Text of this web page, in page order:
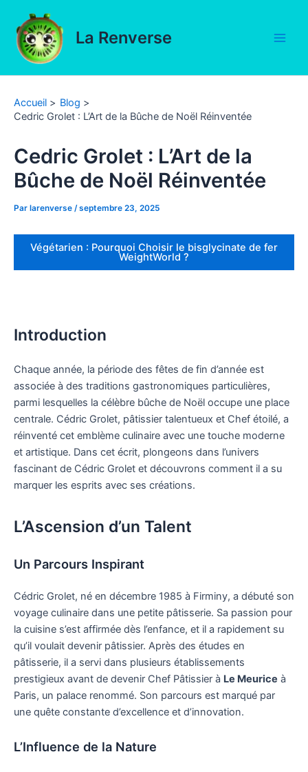
contenu
La Renverse
Accueil
Blog
Cedric Grolet : L’Art de la Bûche de Noël Réinventée
Cedric Grolet : L’Art de la
Bûche de Noël Réinventée
Par larenverse /septembre 23, 2025
Végétarien : Pourquoi Choisir le bisglycinate de fer
WeightWorld ?
Introduction
Chaque année, la période des fêtes de fin d’année est
associée à des traditions gastronomiques particulières,
parmi lesquelles la célèbre bûche de Noël occupe une place
centrale. Cédric Grolet, pâtissier talentueux et Chef étoilé, a
réinventé cet emblème culinaire avec une touche moderne
et artistique. Dans cet écrit, plongeons dans l’univers
fascinant de Cédric Grolet et découvrons comment il a su
marquer les esprits avec ses créations.
L’Ascension d’un Talent
Un Parcours Inspirant
Cédric Grolet, né en décembre 1985 à Firminy, a débuté son
voyage culinaire dans une petite pâtisserie. Sa passion pour
la cuisine s’est affirmée dès l’enfance, et il a rapidement su
qu’il voulait devenir pâtissier. Après des études en
pâtisserie, il a servi dans plusieurs établissements
prestigieux avant de devenir Chef Pâtissier à Le Meurice à
Paris, un palace renommé. Son parcours est marqué par
une quête constante d’excellence et d’innovation.
L’Influence de la Nature